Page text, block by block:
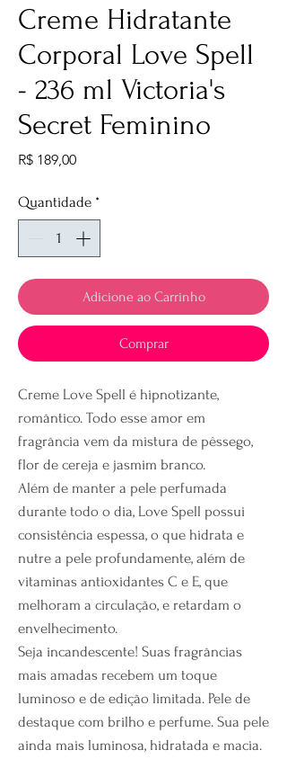
Creme Hidratante
Corporal Love Spell
- 236 ml Victoria's
Secret Feminino
R$ 189,00Preço
Quantidade *
Adicione ao Carrinho
Comprar
Creme Love Spell é hipnotizante,
romântico. Todo esse amor em
fragrância vem da mistura de pêssego,
flor de cereja e jasmim branco.
Além de manter a pele perfumada
durante todo o dia, Love Spell possui
consistência espessa, o que hidrata e
nutre a pele profundamente, além de
vitaminas antioxidantes C e E, que
melhoram a circulação, e retardam o
envelhecimento.
Seja incandescente! Suas fragrâncias
mais amadas recebem um toque
luminoso e de edição limitada. Pele de
destaque com brilho e perfume. Sua pele
ainda mais luminosa, hidratada e macia.